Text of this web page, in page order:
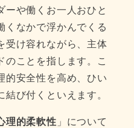
ーや働くお一人おひと
くなかで浮かんでくる
受け容れながら、主体
のことを指します。こ
的安全性を高め、ひい
び付くといえます。
理的柔軟性 」について